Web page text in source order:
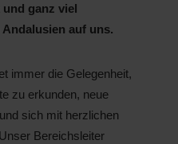
ganz viel
auf uns.
immer die Gelegenheit,
zu erkunden, neue
sich mit herzlichen
Bereichsleiter